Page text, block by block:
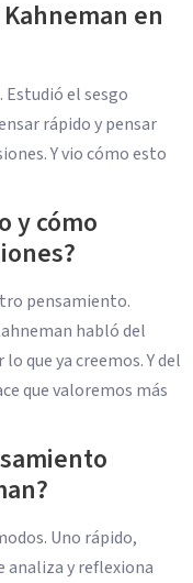
en
el sesgo
rápido y pensar
Y vio cómo esto
y cómo
pensamiento.
habló del
que ya creemos. Y del
que valoremos más
Uno rápido,
analiza y reflexiona